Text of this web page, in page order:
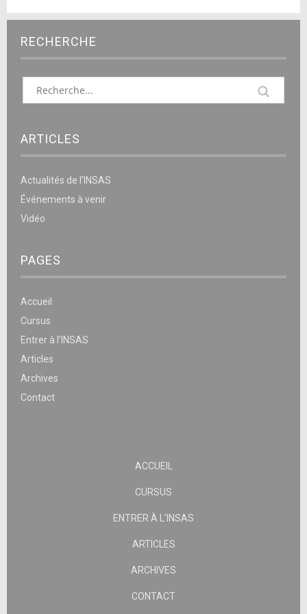
RECHERCHE
ARTICLES
Actualités de l’INSAS
Événements à venir
Vidéo
PAGES
Accueil
Cursus
Entrer à l’INSAS
Articles
Archives
Contact
ACCUEIL
CURSUS
ENTRER À L’INSAS
ARTICLES
ARCHIVES
CONTACT